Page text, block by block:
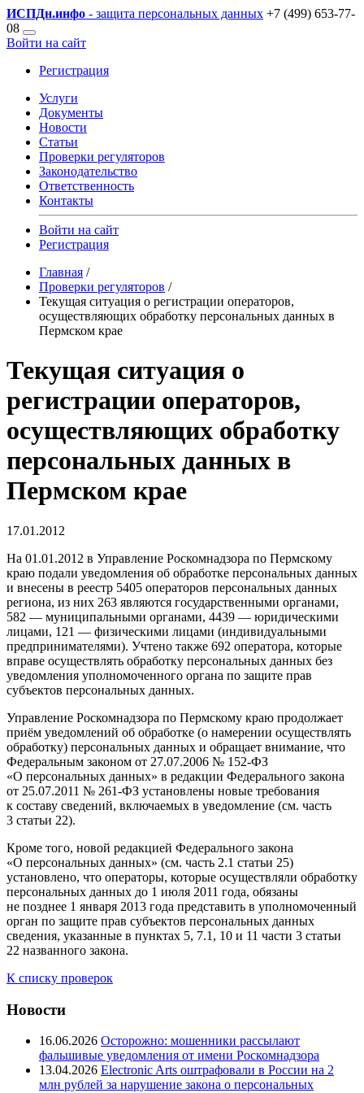
ИСПДн.инфо - защита персональных данных +7 (499) 653-77-
08
Войти на сайт
Регистрация
Услуги
Документы
Новости
Статьи
Проверки регуляторов
Законодательство
Ответственность
Контакты
Войти на сайт
Регистрация
Главная /
Проверки регуляторов /
Текущая ситуация о регистрации операторов,
осуществляющих обработку персональных данных в
Пермском крае
Текущая ситуация о
регистрации операторов,
осуществляющих обработку
персональных данных в
Пермском крае
17.01.2012
На 01.01.2012 в Управление Роскомнадзора по Пермскому
краю подали уведомления об обработке персональных данных
и внесены в реестр 5405 операторов персональных данных
региона, из них 263 являются государственными органами,
582 — муниципальными органами, 4439 — юридическими
лицами, 121 — физическими лицами (индивидуальными
предпринимателями). Учтено также 692 оператора, которые
вправе осуществлять обработку персональных данных без
уведомления уполномоченного органа по защите прав
субъектов персональных данных.
Управление Роскомнадзора по Пермскому краю продолжает
приём уведомлений об обработке (о намерении осуществлять
обработку) персональных данных и обращает внимание, что
Федеральным законом от 27.07.2006 № 152-ФЗ
«О персональных данных» в редакции Федерального закона
от 25.07.2011 № 261-ФЗ установлены новые требования
к составу сведений, включаемых в уведомление (см. часть
3 статьи 22).
Кроме того, новой редакцией Федерального закона
«О персональных данных» (см. часть 2.1 статьи 25)
установлено, что операторы, которые осуществляли обработку
персональных данных до 1 июля 2011 года, обязаны
не позднее 1 января 2013 года представить в уполномоченный
орган по защите прав субъектов персональных данных
сведения, указанные в пунктах 5, 7.1, 10 и 11 части 3 статьи
22 названного закона.
К списку проверок
Новости
16.06.2026 Осторожно: мошенники рассылают
фальшивые уведомления от имени Роскомнадзора
13.04.2026 Electronic Arts оштрафовали в России на 2
млн рублей за нарушение закона о персональных